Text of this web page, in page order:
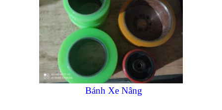
Bánh Xe Nâng